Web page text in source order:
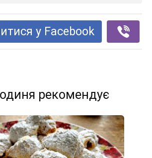
у Facebook
рекомендує